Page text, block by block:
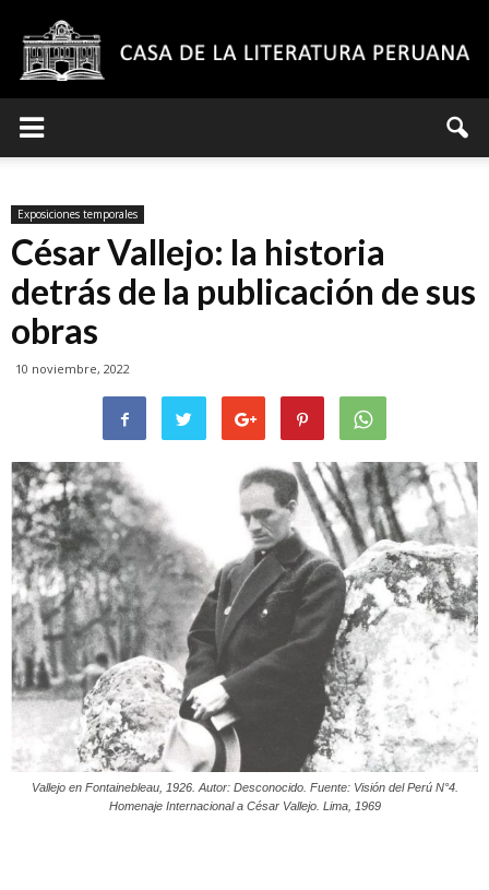
Literatura
Peruana
Exposiciones temporales
César Vallejo: la historia
detrás de la publicación de sus
obras
10 noviembre, 2022
Vallejo en Fontainebleau, 1926. Autor: Desconocido. Fuente: Visión del Perú N°4.
Homenaje Internacional a César Vallejo. Lima, 1969